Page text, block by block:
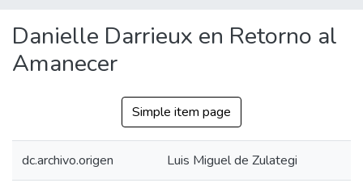
Danielle Darrieux en Retorno al
Amanecer
Simple item page
dc.archivo.origen Luis Miguel de Zulategi